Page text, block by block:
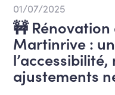
01/07/2025
🚧
Martinrive :
ajustements